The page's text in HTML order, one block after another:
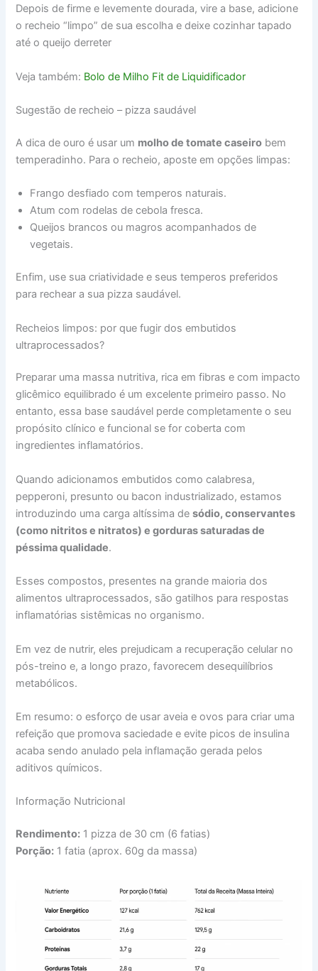
Depois de firme e levemente dourada, vire a base, adicione
o recheio “limpo” de sua escolha e deixe cozinhar tapado
até o queijo derreter
Veja também: Bolo de Milho Fit de Liquidificador
Sugestão de recheio – pizza saudável
A dica de ouro é usar um molho de tomate caseiro bem
temperadinho. Para o recheio, aposte em opções limpas:
Frango desfiado com temperos naturais.
Atum com rodelas de cebola fresca.
Queijos brancos ou magros acompanhados de
vegetais.
Enfim, use sua criatividade e seus temperos preferidos
para rechear a sua pizza saudável.
Recheios limpos: por que fugir dos embutidos
ultraprocessados?
Preparar uma massa nutritiva, rica em fibras e com impacto
glicêmico equilibrado é um excelente primeiro passo. No
entanto, essa base saudável perde completamente o seu
propósito clínico e funcional se for coberta com
ingredientes inflamatórios.
Quando adicionamos embutidos como calabresa,
pepperoni, presunto ou bacon industrializado, estamos
introduzindo uma carga altíssima desódio, conservantes
(como nitritos e nitratos) e gorduras saturadas de
péssima qualidade.
Esses compostos, presentes na grande maioria dos
alimentos ultraprocessados, são gatilhos para respostas
inflamatórias sistêmicas no organismo.
Em vez de nutrir, eles prejudicam a recuperação celular no
pós-treino e, a longo prazo, favorecem desequilíbrios
metabólicos.
Em resumo: o esforço de usar aveia e ovos para criar uma
refeição que promova saciedade e evite picos de insulina
acaba sendo anulado pela inflamação gerada pelos
aditivos químicos.
Informação Nutricional
Rendimento: 1 pizza de 30 cm (6 fatias)
Porção: 1 fatia (aprox. 60g da massa)